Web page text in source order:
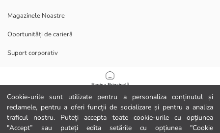
Cookie-urile sunt utilizate pentru a personaliza conținutul și
reclamele, pentru a oferi funcții de socializare și pentru a analiza
traficul nostru. Puteți accepta toate cookie-urile cu opțiunea
"Accept” sau puteți edita setările cu opțiunea "Cookie
Pagina Principală
Categorii
Coșul meu
Magazinele Noastre
Oportunități de carieră
Suport corporativ
Politica de confidențialitate și securitate a datelor
Termeni de utilizare